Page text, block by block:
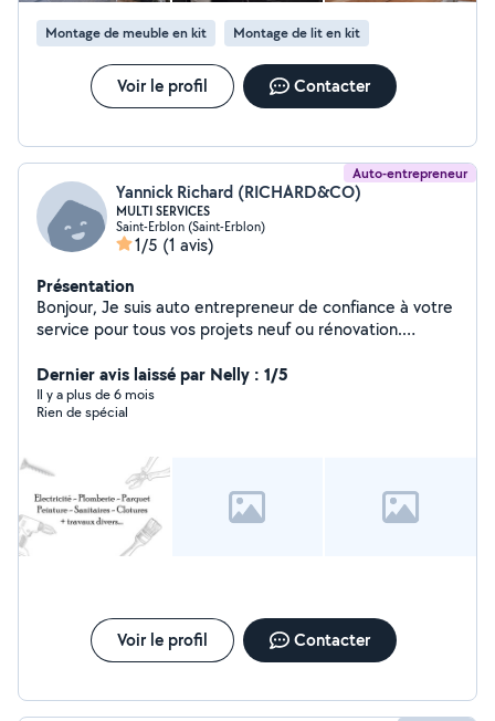
Montage de meuble en kit Montage de lit en kit
Voir le profil Contacter
Auto-entrepreneur
Yannick Richard (RICHARD&CO)
MULTI SERVICES
Saint-Erblon (Saint-Erblon)
1/5 (1 avis)
Présentation
Bonjour, Je suis auto entrepreneur de confiance à votre
service pour tous vos projets neuf ou rénovation.
en état d'appartement ou maison pour location ou
vente * Réalisation complète de salle de bains * Pose de
cuisine * Montage de meubles * Plomberie * Electricité *
verre * Parquet flottant * Revêtement de sol : parquet
flottant - parquet massif * Isolation - Placo - BA13 Travail
sérieux, de qualité, propre et soigné Devis gratuit Merci
de votre visite et belle journée !
Dernier avis laissé par Nelly : 1/5
Il y a plus de 6 mois
Rien de spécial
Voir le profil Contacter